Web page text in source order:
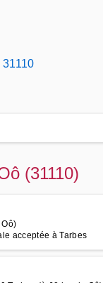
31110
(31110)
acceptée à Tarbes